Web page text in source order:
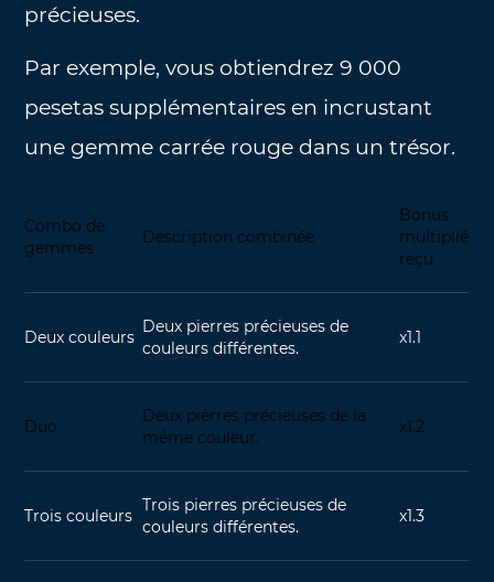
précieuses.
Par exemple, vous obtiendrez 9 000
pesetas supplémentaires en incrustant
une gemme carrée rouge dans un trésor.
Combo de
gemmes
Description combinée
Bonus
multiplié
reçu
Deux couleurs
Deux pierres précieuses de
couleurs différentes.
x1.1
Duo
Deux pierres précieuses de la
même couleur.
x1.2
Trois couleurs
Trois pierres précieuses de
couleurs différentes.
x1.3